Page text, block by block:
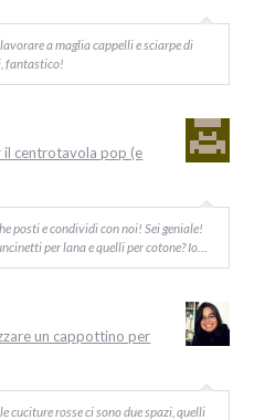
a maglia cappelli e sciarpe di
fantastico!
il centrotavola pop (e
posti e condividi con noi! Sei geniale!
per lana e quelli per cotone? Io…
un cappottino per
cuciture rosse ci sono due spazi, quelli